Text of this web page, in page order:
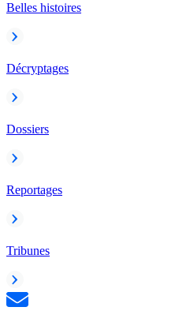
Belles histoires
Décryptages
Dossiers
Reportages
Tribunes